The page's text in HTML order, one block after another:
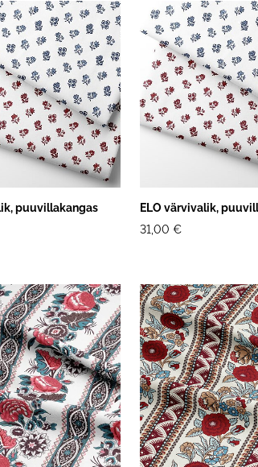
puuvillakangas
ELO värvivalik,
31,00 €